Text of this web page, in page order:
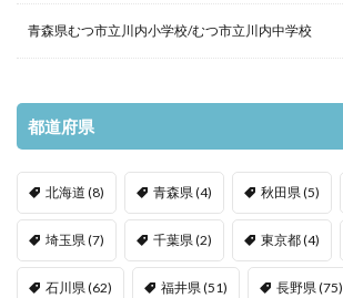
青森県むつ市立川内小学校/むつ市立川内中学校
都道府県
北海道 (8) 青森県 (4) 秋田県 (5)
埼玉県 (7) 千葉県 (2) 東京都(4)
石川県 (62) 福井県 (51) 長野県 (75)